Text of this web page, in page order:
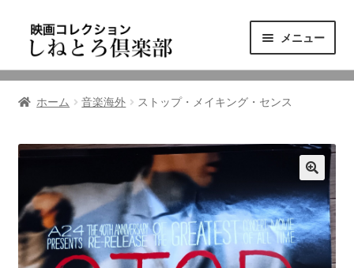
ゲ
シ
ン
キ
ッ
プ
テ
ツ
ス
プ
メニュー
ニュース
しねとろ倶楽部について
リンクの旅
ホーム 音楽海外 ストップ・メイキング・センス